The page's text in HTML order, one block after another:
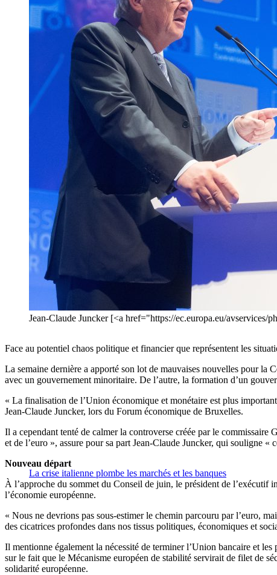
Jean-Claude Juncker [<a href="https://ec.europa.eu/
Face au potentiel chaos politique et financier que représentent les
La semaine dernière a apporté son lot de mauvaises nouvelles pour la
avec un gouvernement minoritaire. De l’autre, la formation d’un
« La finalisation de l’Union économique et monétaire est plus
Jean-Claude Juncker, lors du Forum économique de Bruxelles.
Il a cependant tenté de calmer la controverse créée par le
et de l’euro », assure pour sa part Jean-Claude Juncker, qui souligne
La crise italienne plombe les marchés et les banques
Nouveau départ
À l’approche du sommet du Conseil de juin, le président de l’exécutif
l’économie européenne.
« Nous ne devrions pas sous-estimer le chemin parcouru par l’euro,
des cicatrices profondes dans nos tissus politiques, économiques et
Il mentionne également la nécessité de terminer l’Union bancaire et
sur le fait que le Mécanisme européen de stabilité servirait de filet de
solidarité européenne.